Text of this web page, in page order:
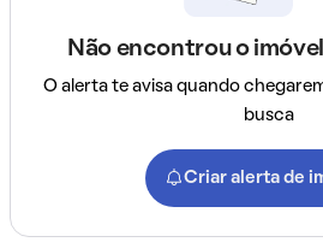
Não encontrou o
O alerta te avisa quando
busca
Criar alerta de